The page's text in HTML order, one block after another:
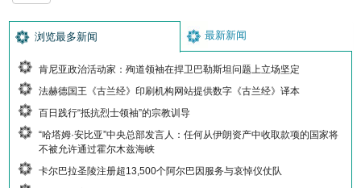
浏览最多新闻 最新新闻
肯尼亚政治活动家：殉道领袖在捍卫巴勒斯坦问题上立场坚定
法赫德国王《古兰经》印刷机构网站提供数字《古兰经》译本
百日践行“抵抗烈士领袖”的宗教训导
“哈塔姆·安比亚”中央总部发言人：任何从伊朗资产中收取款项的国家将
不被允许通过霍尔木兹海峡
卡尔巴拉圣陵注册超13,500个阿尔巴因服务与哀悼仪仗队